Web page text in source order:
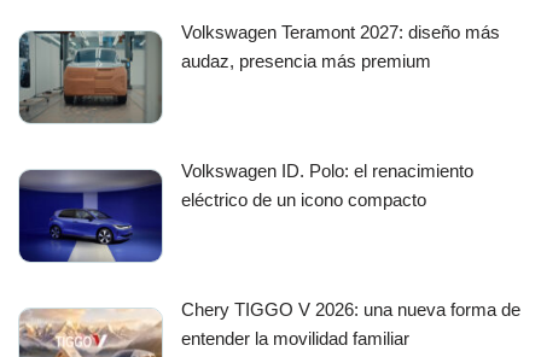
Volkswagen Teramont 2027: diseño más
audaz, presencia más premium
Volkswagen ID. Polo: el renacimiento
eléctrico de un icono compacto
Chery TIGGO V 2026: una nueva forma de
entender la movilidad familiar